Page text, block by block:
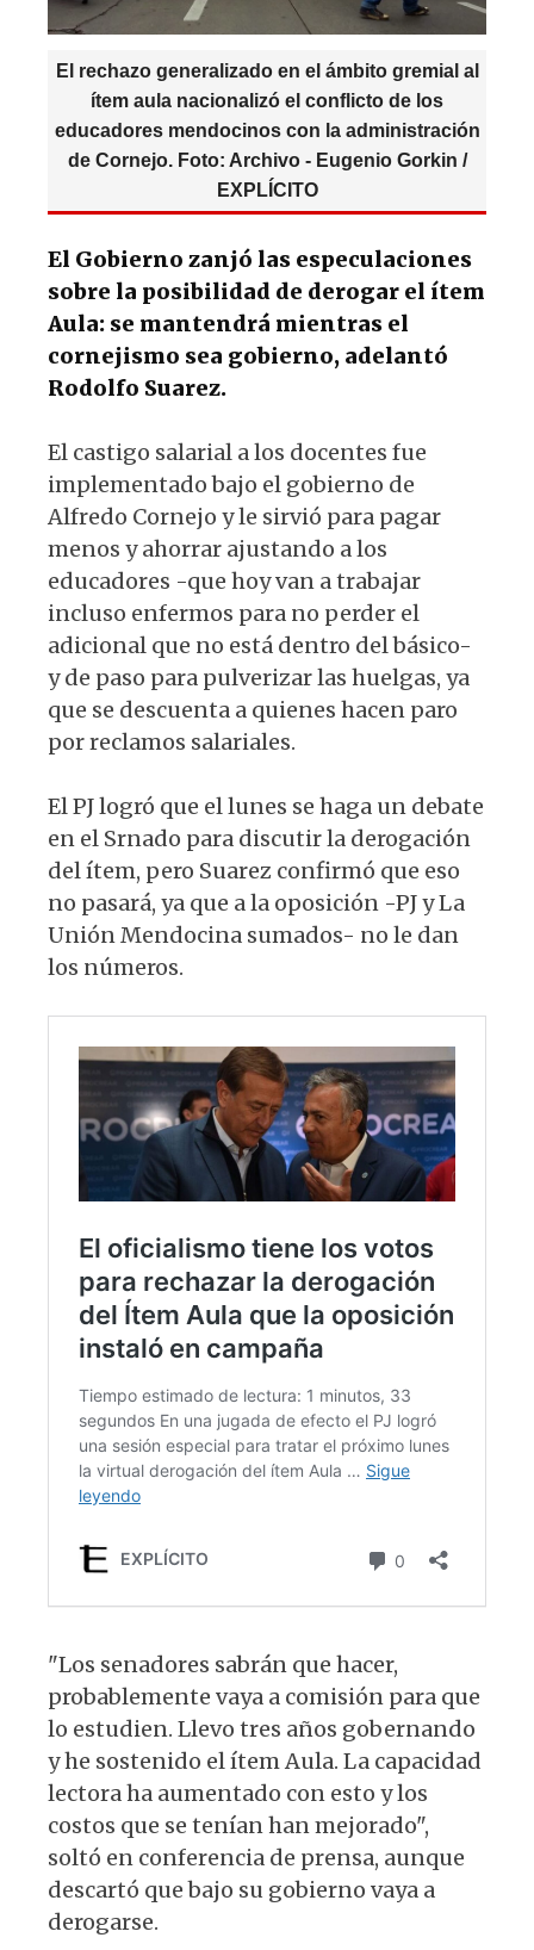
El rechazo generalizado en el ámbito gremial al
ítem aula nacionalizó el conflicto de los
educadores mendocinos con la administración
de Cornejo. Foto: Archivo - Eugenio Gorkin /
EXPLÍCITO
El Gobierno zanjó las especulaciones
sobre la posibilidad de derogar el ítem
Aula: se mantendrá mientras el
cornejismo sea gobierno, adelantó
Rodolfo Suarez.
El castigo salarial a los docentes fue
implementado bajo el gobierno de
Alfredo Cornejo y le sirvió para pagar
menos y ahorrar ajustando a los
educadores -que hoy van a trabajar
incluso enfermos para no perder el
adicional que no está dentro del básico-
y de paso para pulverizar las huelgas, ya
que se descuenta a quienes hacen paro
por reclamos salariales.
El PJ logró que el lunes se haga un debate
en el Srnado para discutir la derogación
del ítem, pero Suarez confirmó que eso
no pasará, ya que a la oposición -PJ y La
Unión Mendocina sumados- no le dan
los números.
"Los senadores sabrán que hacer,
probablemente vaya a comisión para que
lo estudien. Llevo tres años gobernando
y he sostenido el ítem Aula. La capacidad
lectora ha aumentado con esto y los
costos que se tenían han mejorado",
soltó en conferencia de prensa, aunque
descartó que bajo su gobierno vaya a
derogarse.